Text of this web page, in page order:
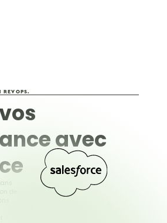
REVOPS.
avec
de